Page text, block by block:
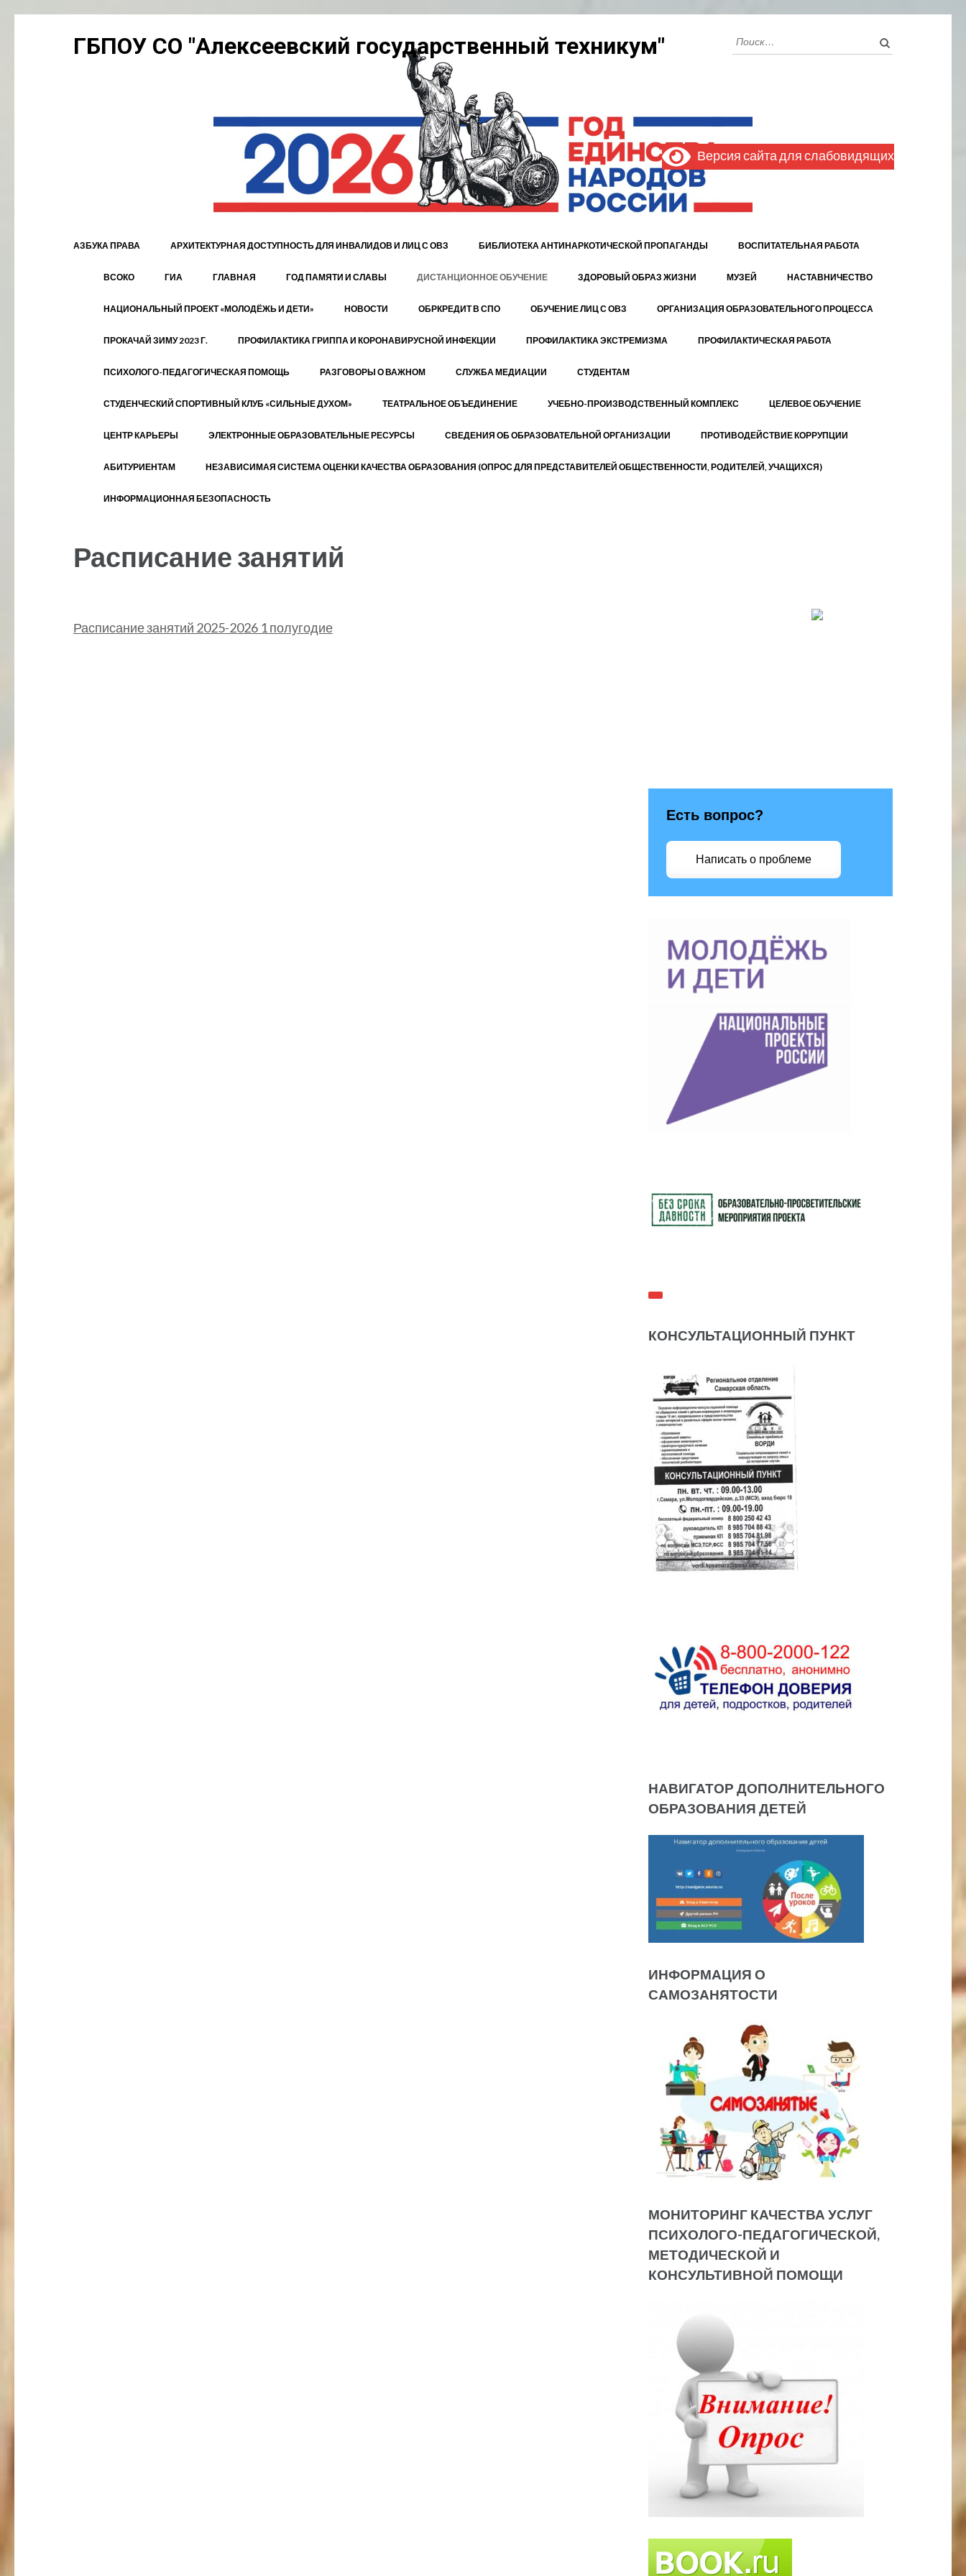
ГБПОУ СО "Алексеевский государственный техникум" Найти:
АЗБУКА ПРАВА АРХИТЕКТУРНАЯ ДОСТУПНОСТЬ ДЛЯ ИНВАЛИДОВ И ЛИЦ С ОВЗ БИБЛИОТЕКА АНТИНАРКОТИЧЕСКОЙ ПРОПАГАНДЫ ВОСПИТАТЕЛЬНАЯ РАБОТА
ВСОКО ГИА ГЛАВНАЯ ГОД ПАМЯТИ И СЛАВЫ ДИСТАНЦИОННОЕ ОБУЧЕНИЕ ЗДОРОВЫЙ ОБРАЗ ЖИЗНИ МУЗЕЙ НАСТАВНИЧЕСТВО
НАЦИОНАЛЬНЫЙ ПРОЕКТ «МОЛОДЁЖЬ И ДЕТИ» НОВОСТИ ОБРКРЕДИТ В СПО ОБУЧЕНИЕ ЛИЦ С ОВЗ ОРГАНИЗАЦИЯ ОБРАЗОВАТЕЛЬНОГО ПРОЦЕССА
ПРОКАЧАЙ ЗИМУ 2023 Г. ПРОФИЛАКТИКА ГРИППА И КОРОНАВИРУСНОЙ ИНФЕКЦИИ ПРОФИЛАКТИКА ЭКСТРЕМИЗМА ПРОФИЛАКТИЧЕСКАЯ РАБОТА
ПСИХОЛОГО-ПЕДАГОГИЧЕСКАЯ ПОМОЩЬ РАЗГОВОРЫ О ВАЖНОМ СЛУЖБА МЕДИАЦИИ СТУДЕНТАМ
СТУДЕНЧЕСКИЙ СПОРТИВНЫЙ КЛУБ «СИЛЬНЫЕ ДУХОМ» ТЕАТРАЛЬНОЕ ОБЪЕДИНЕНИЕ УЧЕБНО-ПРОИЗВОДСТВЕННЫЙ КОМПЛЕКС ЦЕЛЕВОЕ ОБУЧЕНИЕ
ЦЕНТР КАРЬЕРЫ ЭЛЕКТРОННЫЕ ОБРАЗОВАТЕЛЬНЫЕ РЕСУРСЫ СВЕДЕНИЯ ОБ ОБРАЗОВАТЕЛЬНОЙ ОРГАНИЗАЦИИ ПРОТИВОДЕЙСТВИЕ КОРРУПЦИИ
АБИТУРИЕНТАМ НЕЗАВИСИМАЯ СИСТЕМА ОЦЕНКИ КАЧЕСТВА ОБРАЗОВАНИЯ (ОПРОС ДЛЯ ПРЕДСТАВИТЕЛЕЙ ОБЩЕСТВЕННОСТИ, РОДИТЕЛЕЙ, УЧАЩИХСЯ)
ИНФОРМАЦИОННАЯ БЕЗОПАСНОСТЬ
Расписание занятий
Расписание занятий 2025-2026 1 полугодие
Есть вопрос?
Написать о проблеме
Версия сайта для слабовидящих
КОНСУЛЬТАЦИОННЫЙ ПУНКТ
НАВИГАТОР ДОПОЛНИТЕЛЬНОГО
ОБРАЗОВАНИЯ ДЕТЕЙ
ИНФОРМАЦИЯ О
САМОЗАНЯТОСТИ
МОНИТОРИНГ КАЧЕСТВА УСЛУГ
ПСИХОЛОГО-ПЕДАГОГИЧЕСКОЙ,
МЕТОДИЧЕСКОЙ И
КОНСУЛЬТИВНОЙ ПОМОЩИ